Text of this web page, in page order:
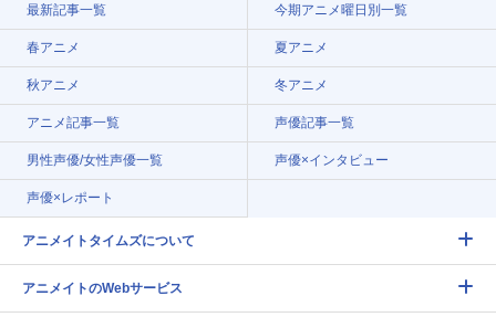
最新記事一覧 今期アニメ曜日別一覧
春アニメ 夏アニメ
秋アニメ 冬アニメ
アニメ記事一覧 声優記事一覧
男性声優/女性声優一覧 声優×インタビュー
声優×レポート
アニメイトタイムズについて
アニメイトのWebサービス